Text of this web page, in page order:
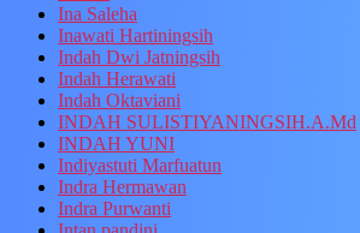
Ina Saleha
Inawati Hartiningsih
Indah Dwi Jatningsih
Indah Herawati
Indah Oktaviani
INDAH SULISTIYANINGSIH.A.Md
INDAH YUNI
Indiyastuti Marfuatun
Indra Hermawan
Indra Purwanti